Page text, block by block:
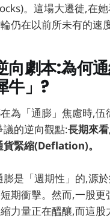
。這場大遷徙,在
仍在以前所未有的速
向劇本:為何
牛」?
為「通膨」焦慮時,伍
的逆向觀點:長期來
貨緊縮(Deflation)。
是「週期性」的,源
期衝擊。然而,一股更
力量正在醞釀,而這股